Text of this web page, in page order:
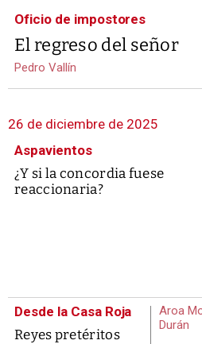
Oficio de impostores
El regreso del señor
Pedro Vallín
26 de diciembre de 2025
Aspavientos
¿Y si la concordia fuese
reaccionaria?
Desde la Casa Roja
Reyes pretéritos
Aroa
Durán